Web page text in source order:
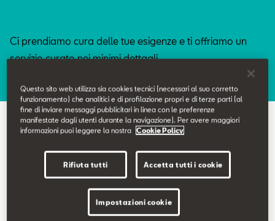
Contatti
Configuratore
Ci prendiamo cura delle tue esigenze e ti offriamo un
servizio curato nei minimi dettagli.
Prenotazione Tagliando
Questo sito web utilizza sia cookies tecnici (necessari al suo corretto
funzionamento) che analitici e di profilazione propri e di terze parti (al
fine di inviare messaggi pubblicitari in linea con le preferenze
manifestate dagli utenti durante la navigazione). Per avere maggiori
informazioni puoi leggere la nostra
Cookie Policy
Rifiuta tutti Accetta tutti i cookie
Impostazioni cookie